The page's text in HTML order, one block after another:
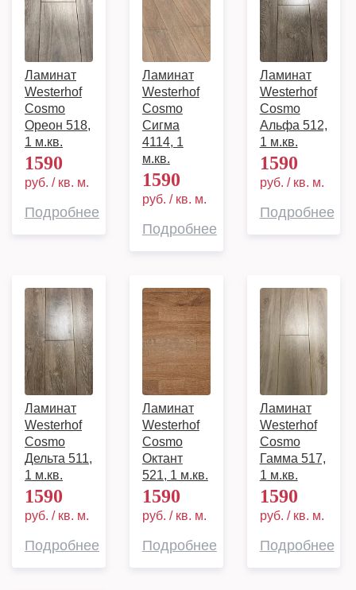
Ламинат
Westerhof
Cosmo
Ореон 518,
1 м.кв.
1590
руб. / кв. м.
Подробнее
Ламинат
Westerhof
Cosmo
Сигма
4114, 1
м.кв.
1590
руб. / кв. м.
Подробнее
Ламинат
Westerhof
Cosmo
Альфа 512,
1 м.кв.
1590
руб. / кв. м.
Подробнее
Ламинат
Westerhof
Cosmo
Дельта 511,
1 м.кв.
1590
руб. / кв. м.
Подробнее
Ламинат
Westerhof
Cosmo
Октант
521, 1 м.кв.
1590
руб. / кв. м.
Подробнее
Ламинат
Westerhof
Cosmo
Гамма 517,
1 м.кв.
1590
руб. / кв. м.
Подробнее